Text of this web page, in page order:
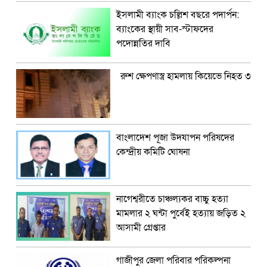
ইসলামী ব্যাংক চল্লিশ বছরে পদার্পন:
ব্যাংকের স্থায়ী সাব-স্টাফদের
পদোন্নতির দাবি
রুশ ক্ষেপণাস্ত্র হামলায় কিয়েভে নিহত ৩
বাংলাদেশ পূজা উদযাপন পরিষদের
কেন্দ্রীয় কমিটি ঘোষনা
নাগেশ্বরীতে চাঞ্চল্যকর বাচ্চু হত্যা
মামলার ২ ঘন্টা পুর্বেই হত্যায় জড়িত ২
আসামী গ্রেপ্তার
গাজীপুর জেলা পরিবার পরিকল্পনা